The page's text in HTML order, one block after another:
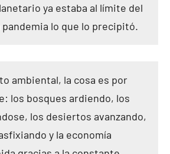
ya estaba al límite del
pandemia lo que lo precipitó.
ambiental, la cosa es por
los bosques ardiendo, los
los desiertos avanzando,
y la economía